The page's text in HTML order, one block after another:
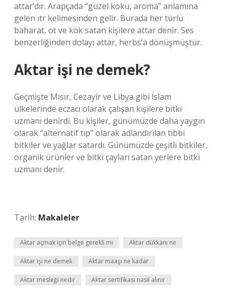
attar’dır. Arapçada “güzel koku, aroma” anlamına
gelen ıtr kelimesinden gelir. Burada her türlü
baharat, ot ve kök satan kişilere attar denir. Ses
benzerliğinden dolayı attar, herbs’a dönüşmüştür.
Aktar işi ne demek?
Geçmişte Mısır, Cezayir ve Libya gibi İslam
ülkelerinde eczacı olarak çalışan kişilere bitki
uzmanı denirdi. Bu kişiler, günümüzde daha yaygın
olarak “alternatif tıp” olarak adlandırılan tıbbi
bitkiler ve yağlar satardı. Günümüzde çeşitli bitkiler,
organik ürünler ve bitki çayları satan yerlere bitki
uzmanı denir.
Tarih: Makaleler
Aktar açmak için belge gerekli mi Aktar dükkanı ne
Aktar işi ne demek Aktar maaşı ne kadar
Aktar mesleği nedir Aktar sertifikası nasıl alınır